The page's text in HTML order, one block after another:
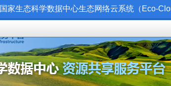
国家生态科学数据中心生态网络云系统（Eco-